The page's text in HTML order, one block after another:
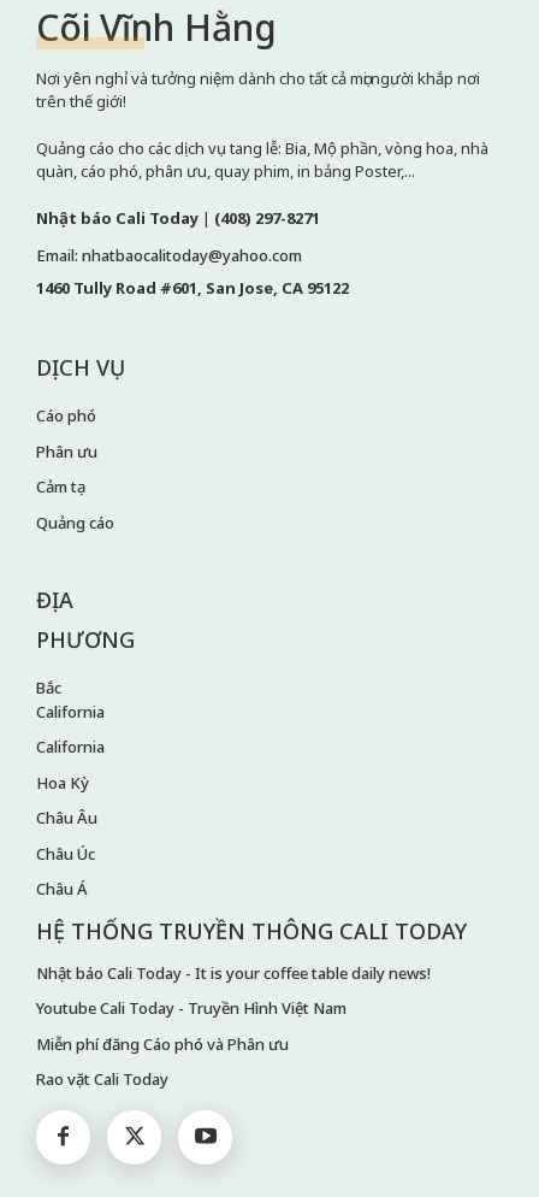
Cõi Vĩnh Hằng
Nơi yên nghỉ và tưởng niệm dành cho tất cả mọi người khắp nơi
trên thế giới!
Quảng cáo cho các dịch vụ tang lễ: Bia, Mộ phần, vòng hoa, nhà
quàn, cáo phó, phân ưu, quay phim, in bảng Poster,...
Nhật báo Cali Today | (408) 297-8271
Email: nhatbaocalitoday@yahoo.com
1460 Tully Road #601, San Jose, CA 95122
DỊCH VỤ
Cáo phó
Phân ưu
Cảm tạ
Quảng cáo
ĐỊA
PHƯƠNG
Bắc
California
California
Hoa Kỳ
Châu Âu
Châu Úc
Châu Á
HỆ THỐNG TRUYỀN THÔNG CALI TODAY
Nhật báo Cali Today - It is your coffee table daily news!
Youtube Cali Today - Truyền Hình Việt Nam
Miễn phí đăng Cáo phó và Phân ưu
Rao vặt Cali Today